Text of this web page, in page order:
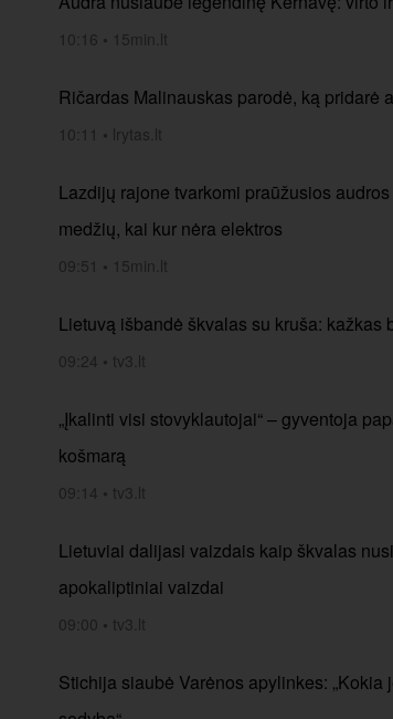
10:16 • 15min.lt
Ričardas Malinauskas parodė, ką pridarė
10:11 • lrytas.lt
Lazdijų rajone tvarkomi praūžusios
medžių, kai kur nėra elektros
09:51 • 15min.lt
Lietuvą išbandė škvalas su kruša: kažkas
09:24 • tv3.lt
„Įkalinti visi stovyklautojai“ – gyventoja
košmarą
09:14 • tv3.lt
Lietuviai dalijasi vaizdais kaip škvalas
apokaliptiniai vaizdai
09:00 • tv3.lt
Stichija siaubė Varėnos apylinkes: